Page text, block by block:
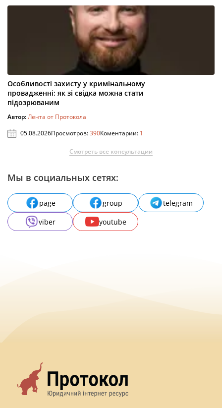
Особливості захисту у кримінальному
провадженні: як зі свідка можна стати
підозрюваним
Автор:Лента от Протокола
05.08.2026Просмотров:390Коментарии: 1
Смотреть все консультации
Мы в социальных сетях:
page group
telegram
viber
youtube